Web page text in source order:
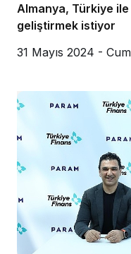
Almanya, Türkiye
geliştirmek istiyor
31 Mayıs 2024 -